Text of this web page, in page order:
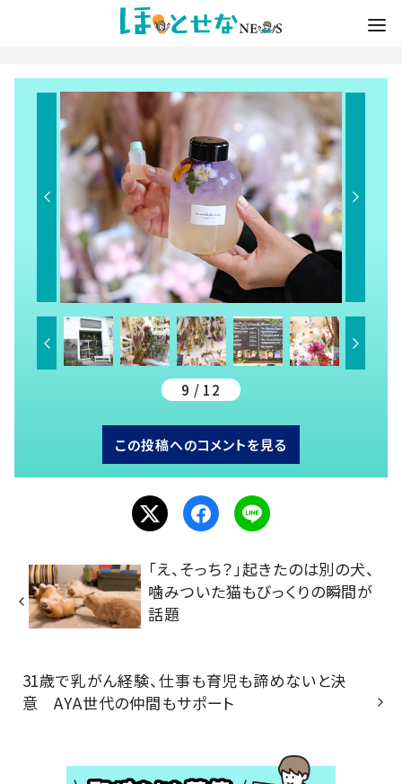
9 / 12
この投稿へのコメントを見る
「え、そっち？」起きたのは別の犬、
噛みついた猫もびっくりの瞬間が
話題
31歳で乳がん経験、仕事も育児も諦めないと決
意 AYA世代の仲間もサポート